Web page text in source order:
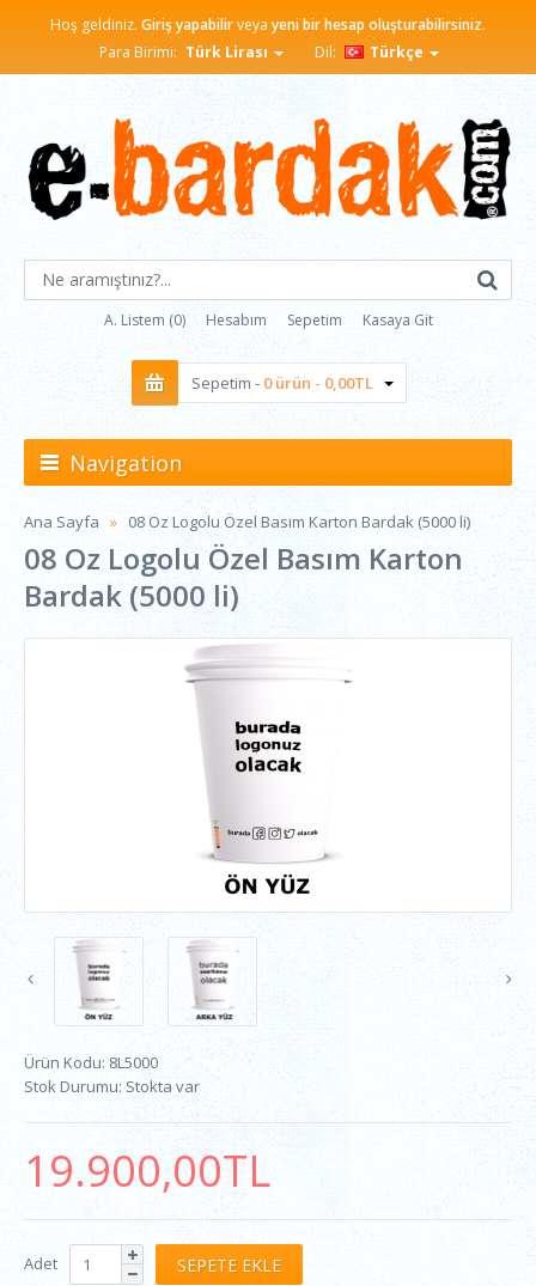
Hoş geldiniz. Giriş yapabilirveyayeni bir hesap oluşturabilirsiniz.
Para Birimi: Türk Lirası Dil: Türkçe
A. Listem (0) Hesabım Sepetim Kasaya Git
Sepetim - 0 ürün - 0,00TL
Navigation
Ana Sayfa 08 Oz Logolu Özel Basım Karton Bardak (5000 li)
08 Oz Logolu Özel Basım Karton
Bardak (5000 li)
Ürün Kodu: 8L5000
Stok Durumu: Stokta var
19.900,00TL
Adet